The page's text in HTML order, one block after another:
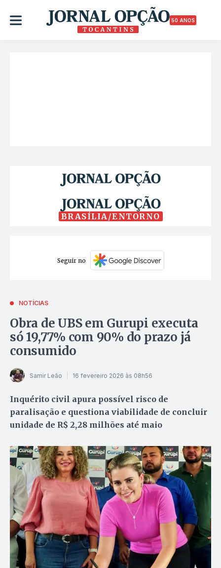
50 ANOS
BRASÍLIA/ENTORNO
Seguir no
NOTÍCIAS
Obra de UBS em Gurupi executa
só 19,77% com 90% do prazo já
consumido
Samir Leão 16 fevereiro 2026 às 08h56
Inquérito civil apura possível risco de
paralisação e questiona viabilidade de concluir
unidade de R$ 2,28 milhões até maio